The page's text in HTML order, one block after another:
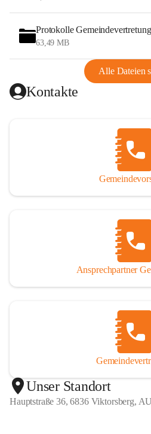
Protokolle
63,49 MB
Alle Dateien
Kontakte
Ansprechpartner
Unser Standort
Hauptstraße 36, 6836 Viktorsberg,